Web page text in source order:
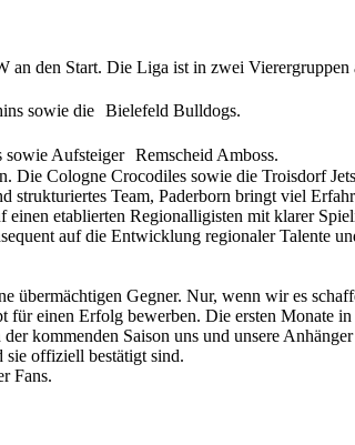
den Start. Die Liga ist in zwei
sowie die Bielefeld Bulldogs.
Aufsteiger Remscheid Amboss.
Cologne Crocodiles sowie die Troisdorf
strukturiertes Team, Paderborn bringt viel
etablierten Regionalligisten mit klarer
auf die Entwicklung regionaler Talente
übermächtigen Gegner. Nur, wenn wir es
einen Erfolg bewerben. Die ersten Monate
kommenden Saison uns und unsere
offiziell bestätigt sind.
Fans.